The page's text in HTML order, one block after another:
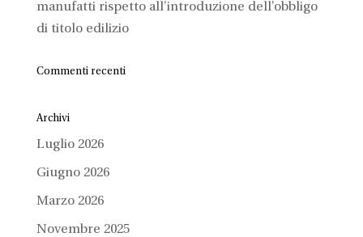
manufatti rispetto all’introduzione dell’obbligo
di titolo edilizio
Commenti recenti
Archivi
Luglio 2026
Giugno 2026
Marzo 2026
Novembre 2025